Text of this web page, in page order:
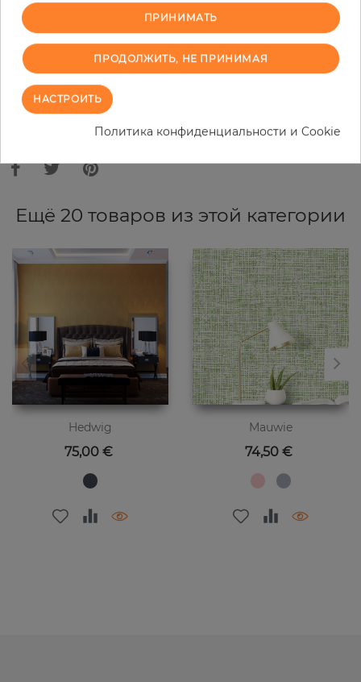
В связи с различными стандартами и техническими
характеристиками компьютерной техники, цвета и оттенки
иллюстрации могут отличаться от оригинала в той или иной степени.
Ещё 20 товаров из этой категории
Hedwig
Цена
75,00 €
Mauwie
Цена
74,50 €
ПРИНИМАТЬ
ПРОДОЛЖИТЬ, НЕ ПРИНИМАЯ
НАСТРОИТЬ
Политика конфиденциальности и Cookie